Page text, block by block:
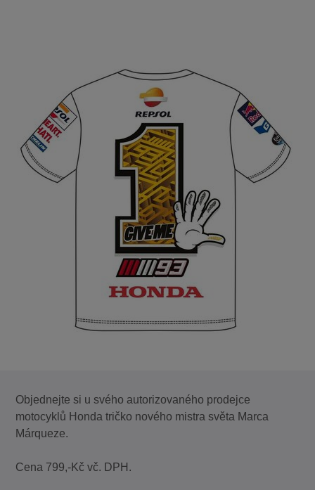
Objednejte si u svého autorizovaného prodejce
motocyklů Honda tričko nového mistra světa Marca
Márqueze.
Cena 799,-Kč vč. DPH.